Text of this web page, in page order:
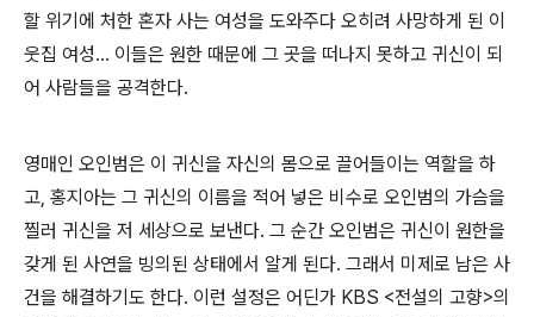
할 위기에 처한 혼자 사는 여성을 도와주다 오히려 사망하게 된 이
웃집 여성... 이들은 원한 때문에 그 곳을 떠나지 못하고 귀신이 되
어 사람들을 공격한다.
영매인 오인범은 이 귀신을 자신의 몸으로 끌어들이는 역할을 하
고, 홍지아는 그 귀신의 이름을 적어 넣은 비수로 오인범의 가슴을
찔러 귀신을 저 세상으로 보낸다. 그 순간 오인범은 귀신이 원한을
갖게 된 사연을 빙의된 상태에서 알게 된다. 그래서 미제로 남은 사
건을 해결하기도 한다. 이런 설정은 어딘가 KBS <전설의 고향>의